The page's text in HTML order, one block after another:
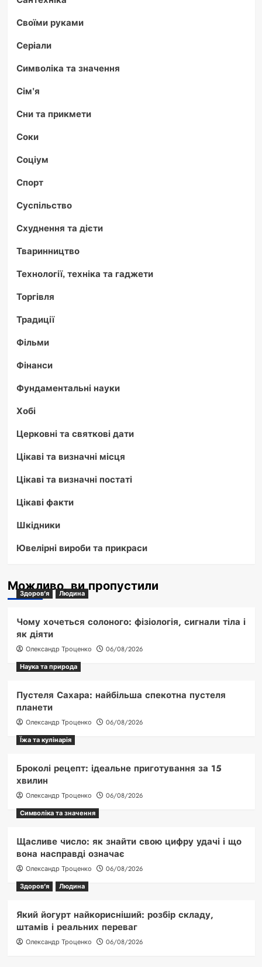
Своїми руками
Серіали
Символіка та значення
Сім'я
Сни та прикмети
Соки
Соціум
Спорт
Суспільство
Схуднення та дієти
Тваринництво
Технології, техніка та гаджети
Торгівля
Традиції
Фільми
Фінанси
Фундаментальні науки
Хобі
Церковні та святкові дати
Цікаві та визначні місця
Цікаві та визначні постаті
Цікаві факти
Шкідники
Ювелірні вироби та прикраси
Можливо, ви пропустили
Здоров'я Людина
Чому хочеться солоного: фізіологія, сигнали тіла і
як діяти
Олександр Троценко
06/08/2026
Наука та природа
Пустеля Сахара: найбільша спекотна пустеля
планети
Олександр Троценко
06/08/2026
Їжа та кулінарія
Броколі рецепт: ідеальне приготування за 15
хвилин
Олександр Троценко
06/08/2026
Символіка та значення
Щасливе число: як знайти свою цифру удачі і що
вона насправді означає
Олександр Троценко
06/08/2026
Здоров'я
Людина
Який йогурт найкорисніший: розбір складу,
штамів і реальних переваг
Олександр Троценко 06/08/2026